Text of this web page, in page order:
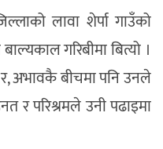
लावा शेर्पा गाउँको
गरिबीमा बित्यो ।
र, अभावकै बीचमा पनि उनले
र परिश्रमले उनी पढाइमा